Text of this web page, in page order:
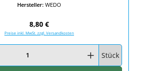
Hersteller: WEDO
Regulärer Preis:
8,80 €
Preise inkl. MwSt. zzgl. Versandkosten
den gewünschten Wert ein oder benutze die
Stück